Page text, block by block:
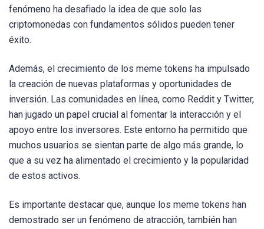
fenómeno ha desafiado la idea de que solo las
criptomonedas con fundamentos sólidos pueden tener
éxito.
Además, el crecimiento de los meme tokens ha impulsado
la creación de nuevas plataformas y oportunidades de
inversión. Las comunidades en línea, como Reddit y Twitter,
han jugado un papel crucial al fomentar la interacción y el
apoyo entre los inversores. Este entorno ha permitido que
muchos usuarios se sientan parte de algo más grande, lo
que a su vez ha alimentado el crecimiento y la popularidad
de estos activos.
Es importante destacar que, aunque los meme tokens han
demostrado ser un fenómeno de atracción, también han